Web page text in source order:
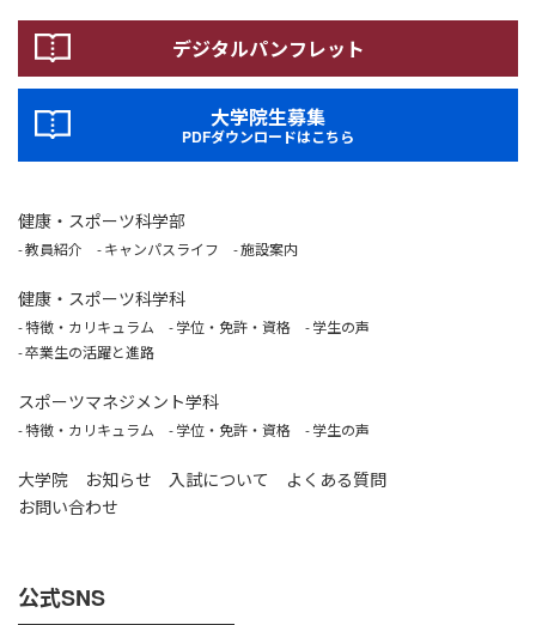
デジタルパンフレット
大学院生募集
PDFダウンロードはこちら
健康・スポーツ科学部
教員紹介 キャンパスライフ 施設案内
健康・スポーツ科学科
特徴・カリキュラム 学位・免許・資格
学生の声
卒業生の活躍と進路
スポーツマネジメント学科
特徴・カリキュラム 学位・免許・資格 学生の声
大学院 お知らせ 入試について
よくある質問
お問い合わせ
公式SNS